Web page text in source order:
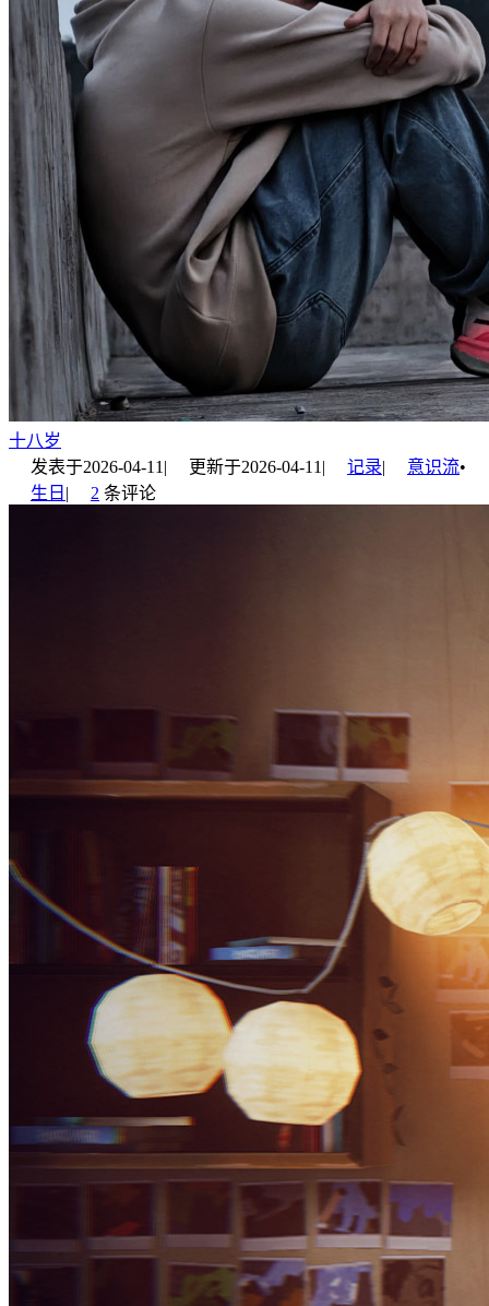
十八岁
发表于2026-04-11| 更新于2026-04-11| 记录| 意识流•
生日 | 2 条评论